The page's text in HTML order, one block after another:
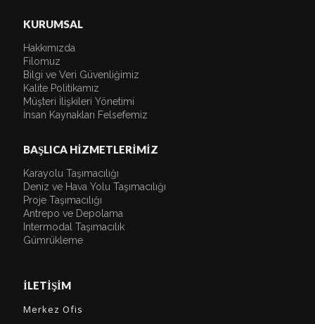
KURUMSAL
Hakkımızda
Filomuz
Bilgi ve Veri Güvenliğimiz
Kalite Politikamız
Müşteri İlişkileri Yönetimi
İnsan Kaynakları Felsefemiz
BAŞLICA HİZMETLERİMİZ
Karayolu Taşımacılığı
Deniz ve Hava Yolu Taşımacılığı
Proje Taşımacılığı
Antrepo ve Depolama
Intermodal Taşımacılık
Gümrükleme
İLETİŞİM
Merkez Ofis